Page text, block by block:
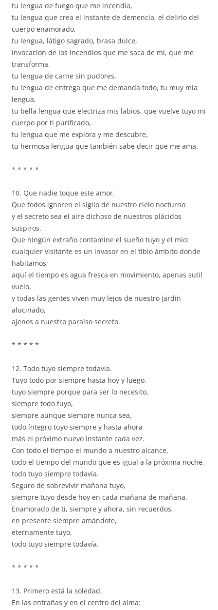
tu lengua de fuego que me incendia,
tu lengua que crea el instante de demencia, el delirio del
cuerpo enamorado,
tu lengua, látigo sagrado, brasa dulce,
invocación de los incendios que me saca de mí, que me
transforma,
tu lengua de carne sin pudores,
tu lengua de entrega que me demanda todo, tu muy mía
lengua,
tu bella lengua que electriza mis labios, que vuelve tuyo mi
cuerpo por ti purificado,
tu lengua que me explora y me descubre,
tu hermosa lengua que también sabe decir que me ama.
* * * * *
10. Que nadie toque este amor.
Que todos ignoren el sigilo de nuestro cielo nocturno
y el secreto sea el aire dichoso de nuestros plácidos
suspiros.
Que ningún extraño contamine el sueño tuyo y el mío:
cualquier visitante es un invasor en el tibio ámbito donde
habitamos;
aquí el tiempo es agua fresca en movimiento, apenas sutil
vuelo,
y todas las gentes viven muy lejos de nuestro jardín
alucinado,
ajenos a nuestro paraíso secreto.
* * * * *
12. Todo tuyo siempre todavía.
Tuyo todo por siempre hasta hoy y luego,
tuyo siempre porque para ser lo necesito,
siempre todo tuyo,
siempre aunque siempre nunca sea,
todo íntegro tuyo siempre y hasta ahora
más el próximo nuevo instante cada vez.
Con todo el tiempo el mundo a nuestro alcance,
todo el tiempo del mundo que es igual a la próxima noche,
todo tuyo siempre todavía.
Seguro de sobrevivir mañana tuyo,
siempre tuyo desde hoy en cada mañana de mañana.
Enamorado de ti, siempre y ahora, sin recuerdos,
en presente siempre amándote,
eternamente tuyo,
todo tuyo siempre todavía.
* * * * *
13. Primero está la soledad.
En las entrañas y en el centro del alma: